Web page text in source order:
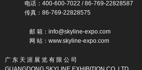
电话：400-600-7022 / 86-769-22828587
传真：86-769-22828575
邮 箱：info@skyline-expo.com
网 站：www.skyline-expo.com
广 东 天 涯 展 览 有 限 公 司